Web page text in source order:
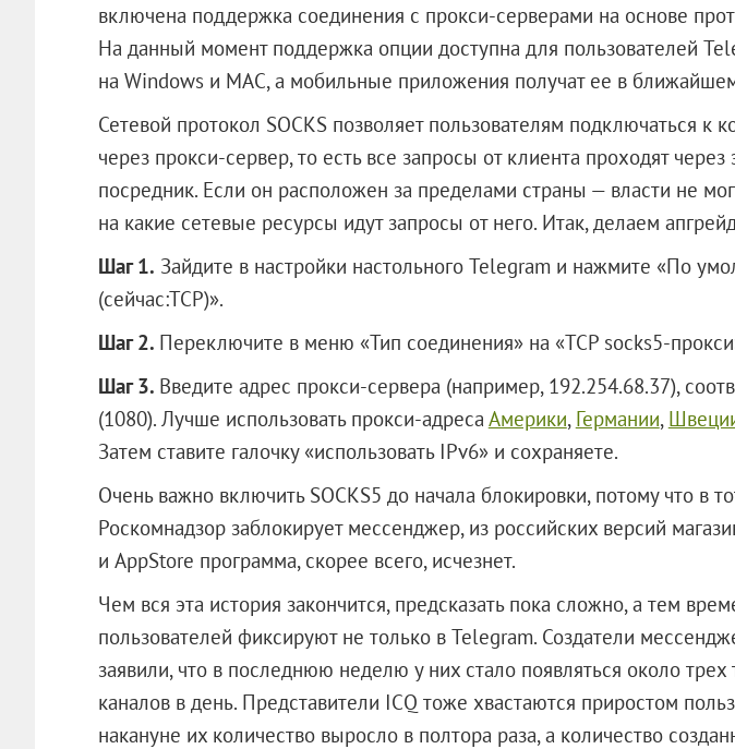
включена поддержка соединения с прокси-серверами на основе
На данный момент поддержка опции доступна для пользователей
на Windows и MAC, а мобильные приложения получат ее в
Сетевой протокол SOCKS позволяет пользователям подключаться к
через прокси-сервер, то есть все запросы от клиента проходят через
посредник. Если он расположен за пределами страны — власти не
на какие сетевые ресурсы идут запросы от него. Итак, делаем
Шаг 1. Зайдите в настройки настольного Telegram и нажмите «По
(сейчас:TCP)».
Шаг 2. Переключите в меню «Тип соединения» на «TCP socks5-
Шаг 3. Введите адрес прокси-сервера (например, 192.254.68.37),
(1080). Лучше использовать прокси-адреса Америки, Германии,
Затем ставите галочку «использовать IPv6» и сохраняете.
Очень важно включить SOCKS5 до начала блокировки, потому что в
Роскомнадзор заблокирует мессенджер, из российских версий
и AppStore программа, скорее всего, исчезнет.
Чем вся эта история закончится, предсказать пока сложно, а тем
пользователей фиксируют не только в Telegram. Создатели
заявили, что в последнюю неделю у них стало появляться около
каналов в день. Представители ICQ тоже хвастаются приростом
накануне их количество выросло в полтора раза, а количество